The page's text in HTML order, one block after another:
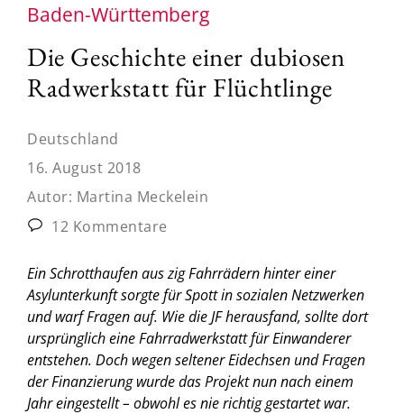
Baden-Württemberg
Die Geschichte einer dubiosen
Radwerkstatt für Flüchtlinge
Deutschland
16. August 2018
Autor: Martina Meckelein
12 Kommentare
Ein Schrotthaufen aus zig Fahrrädern hinter einer
Asylunterkunft sorgte für Spott in sozialen Netzwerken
und warf Fragen auf. Wie die JF herausfand, sollte dort
ursprünglich eine Fahrradwerkstatt für Einwanderer
entstehen. Doch wegen seltener Eidechsen und Fragen
der Finanzierung wurde das Projekt nun nach einem
Jahr eingestellt – obwohl es nie richtig gestartet war.